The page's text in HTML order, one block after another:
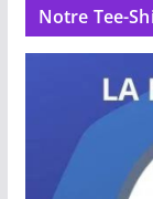
Notre Tee-